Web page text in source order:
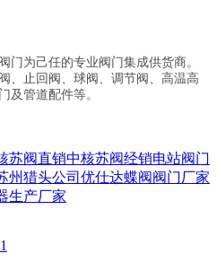
门为己任的专业阀门集成供货商。
、止回阀、球阀、调节阀、高温高
及管道配件等。
苏阀直销中核苏阀经销电站阀门
州猎头公司优仕达蝶阀阀门厂家
生产厂家